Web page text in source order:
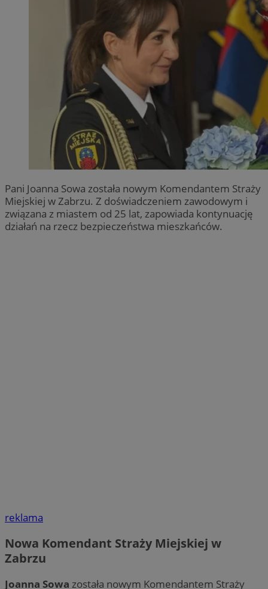
Pani Joanna Sowa została nowym Komendantem Straży
Miejskiej w Zabrzu. Z doświadczeniem zawodowym i
związana z miastem od 25 lat, zapowiada kontynuację
działań na rzecz bezpieczeństwa mieszkańców.
reklama
Nowa Komendant Straży Miejskiej w
Zabrzu
Joanna Sowa została nowym Komendantem Straży